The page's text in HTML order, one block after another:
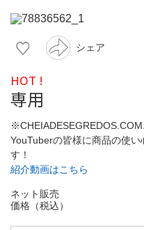
シェア
HOT !
専用
YouTuberの皆様に商品の使
す！
紹介動画はこちら
ネット販売
価格（税込）